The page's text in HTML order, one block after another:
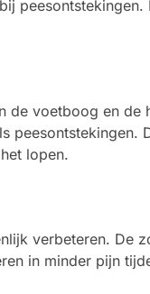
de voetboog en
lopen.
verbeteren. De
in minder pijn